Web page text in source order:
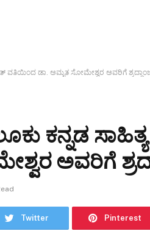
ವತಿಯಿಂದ ಡಾ. ಅಮೃತ ಸೋಮೇಶ್ವರ ಅವರಿಗೆ
ಕನ್ನಡ
ಅವರಿಗೆ
Twitter Pinterest